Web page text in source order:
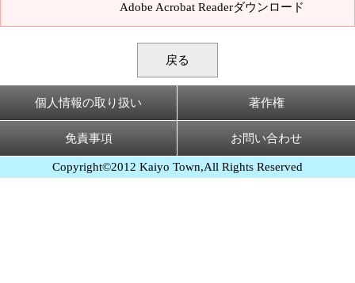
Adobe Acrobat Readerダウンロード
戻る
個人情報の取り扱い 著作権
免責事項 お問い合わせ
Copyright©2012 Kaiyo Town,All Rights Reserved